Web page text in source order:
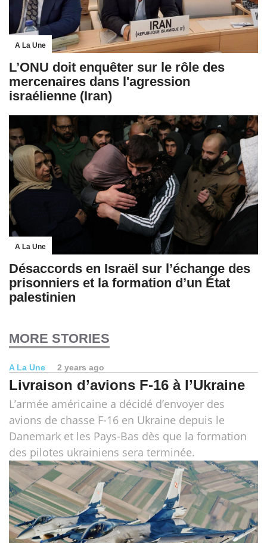
A La Une
L’ONU doit enquêter sur le rôle des
mercenaires dans l'agression
israélienne (Iran)
A La Une
Désaccords en Israël sur l’échange des
prisonniers et la formation d’un État
palestinien
MORE STORIES
A La Une 2 years ago
Livraison d’avions F-16 à l’Ukraine
L’armée américaine a décidé d’envoyer des
avions de chasse F-16 en Ukraine depuis le
Danemark et les Pays-Bas dès que la formation
des pilotes ukrainiens sera terminée.